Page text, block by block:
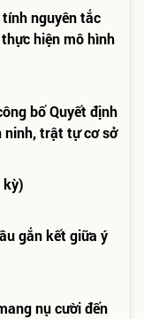
tính nguyên tắc
hiện mô hình
bố Quyết định
ninh, trật tự cơ sở
kỳ)
gắn kết giữa ý
nụ cười đến